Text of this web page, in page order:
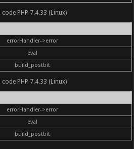
PHP 7.4.33 (Linux)
errorHandler->error
eval
build_postbit
PHP 7.4.33 (Linux)
errorHandler->error
eval
build_postbit